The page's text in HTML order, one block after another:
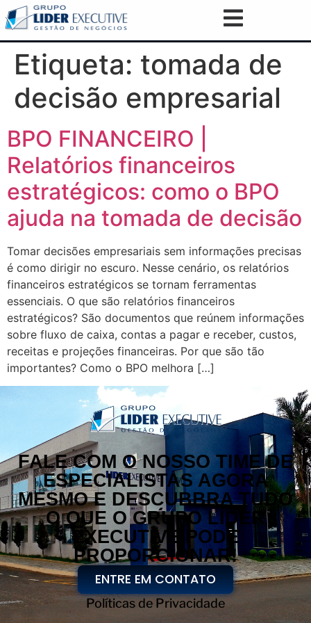
Etiqueta: tomada de
decisão empresarial
BPO FINANCEIRO |
Relatórios financeiros
estratégicos: como o BPO
ajuda na tomada de decisão
Tomar decisões empresariais sem informações precisas
é como dirigir no escuro. Nesse cenário, os relatórios
financeiros estratégicos se tornam ferramentas
essenciais. O que são relatórios financeiros
estratégicos? São documentos que reúnem informações
sobre fluxo de caixa, contas a pagar e receber, custos,
receitas e projeções financeiras. Por que são tão
importantes? Como o BPO melhora […]
FALE COM O NOSSO TIME DE
ESPECIALISTAS AGORA
MESMO E DESCUBBRA TUDO
O QUE O GRUPO LÍDER
EXECUTIVE PODE
PROPORCIONAR!
ENTRE EM CONTATO
Políticas de Privacidade